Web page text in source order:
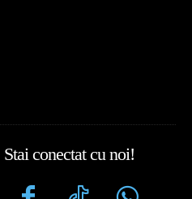
Stai conectat cu noi!